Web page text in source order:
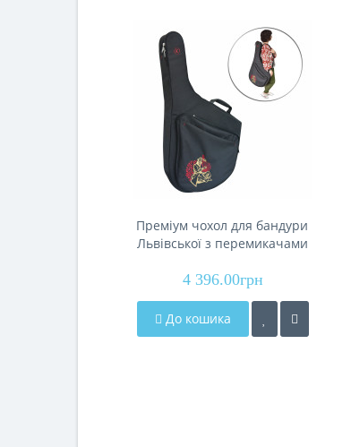
Преміум чохол для бандури
Львівської з перемикачами
4 396.00грн
До кошика